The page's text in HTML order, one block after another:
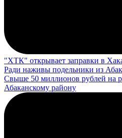
"ХТК" открывает заправки в
Ради наживы подельники из
Свыше 50 миллионов рублей на
Абаканскому району